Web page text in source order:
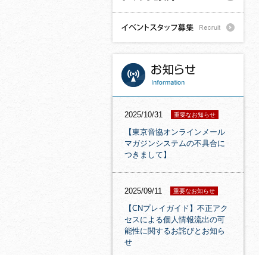
2025/10/31 重要なお知らせ
【東京音協オンラインメール
マガジンシステムの不具合に
つきまして】
2025/09/11 重要なお知らせ
【CNプレイガイド】不正アク
セスによる個人情報流出の可
能性に関するお詫びとお知ら
せ